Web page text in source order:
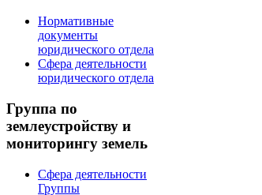
Нормативные
документы
юридического отдела
Сфера деятельности
юридического отдела
Группа по
землеустройству и
мониторингу земель
Сфера деятельности
Группы